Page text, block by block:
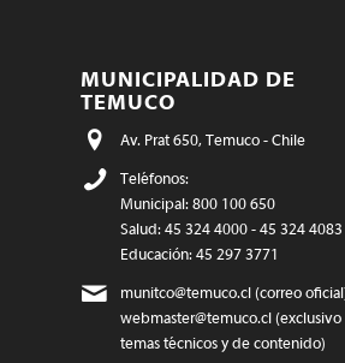
MUNICIPALIDAD DE
TEMUCO
Av. Prat 650, Temuco - Chile
Teléfonos:
Municipal: 800 100 650
Salud: 45 324 4000 - 45 324 4083
Educación: 45 297 3771
munitco@temuco.cl (correo
webmaster@temuco.cl (exclusivo
temas técnicos y de contenido)